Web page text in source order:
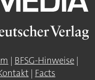
| BFSG-Hinweise |
| Facts